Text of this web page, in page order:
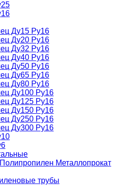
Ду15 Ру16
Ду20 Ру16
Ду32 Ру16
Ду40 Ру16
Ду50 Ру16
Ду65 Ру16
Ду80 Ру16
Ду100 Ру16
Ду125 Ру16
Ду150 Ру16
Ду250 Ру16
Ду300 Ру16
Металлопрокат
трубы